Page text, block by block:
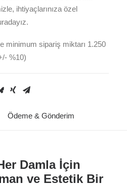
ihtiyaçlarınıza özel
minimum sipariş miktarı 1.250
%10)
Ödeme & Gönderim
Damla İçin
ve Estetik Bir